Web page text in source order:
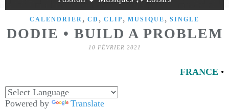
CALENDRIER , CD , CLIP , MUSIQUE , SINGLE
DODIE • BUILD A PROBLEM
10 FÉVRIER 2021
FRANCE •
Powered by Translate